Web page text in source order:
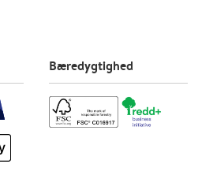
Bæredygtighed